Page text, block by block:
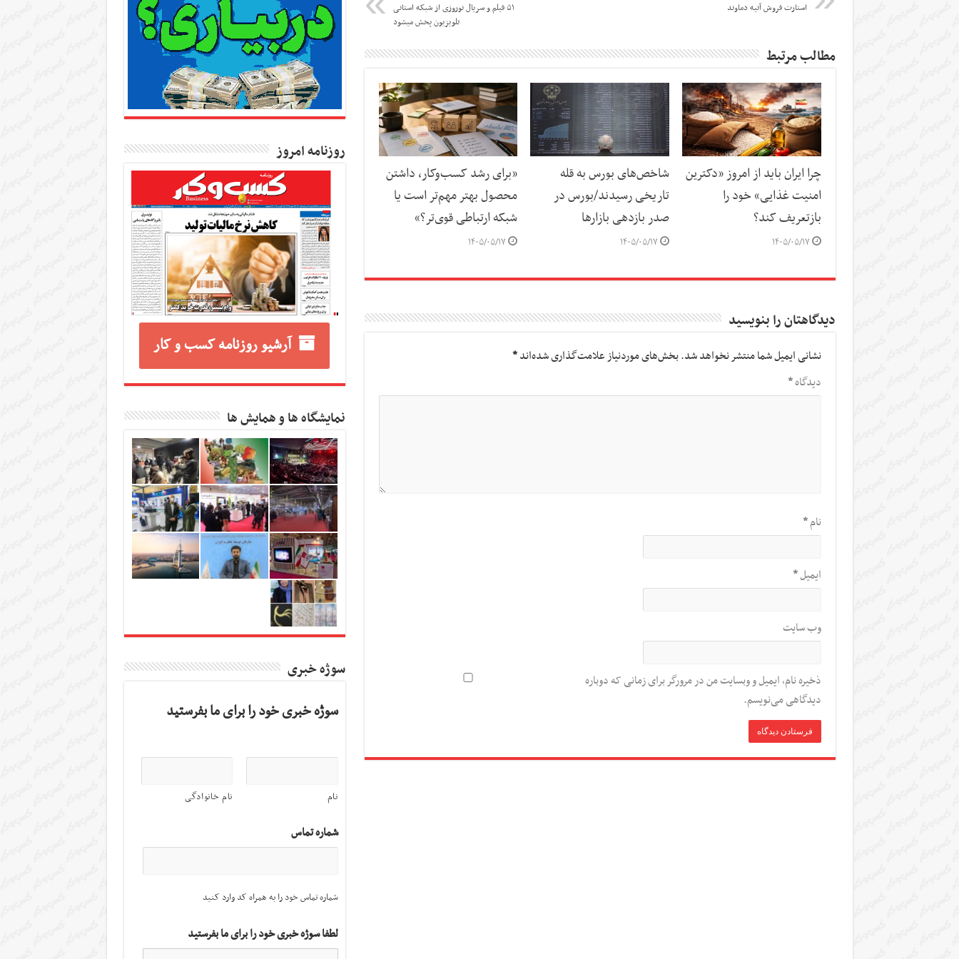
استارت فروش آتیه دماوند
۵۱ فیلم و سریال نوروزی از شبکه استانی
تلویزیون پخش میشود
مطالب مرتبط
چرا ایران باید از امروز «دکترین
امنیت غذایی» خود را
بازتعریف کند؟
۱۴۰۵/۰۵/۱۷
شاخص‌های بورس به قله
تاریخی رسیدند/بورس در
صدر بازدهی بازارها
۱۴۰۵/۰۵/۱۷
«برای رشد کسب‌وکار، داشتن
محصول بهتر مهم‌تر است یا
شبکه ارتباطی قوی‌تر؟»
۱۴۰۵/۰۵/۱۷
دیدگاهتان را بنویسید
نشانی ایمیل شما منتشر نخواهد شد.بخش‌های موردنیاز علامت‌گذاری شده‌اند*
دیدگاه*
نام*
ایمیل*
وب‌ سایت
ذخیره نام، ایمیل و وبسایت من در مرورگر برای زمانی که دوباره
دیدگاهی می‌نویسم.
روزنامه امروز
آرشیو روزنامه کسب و کار
نمایشگاه ها و همایش ها
سوژه خبری
سوژه خبری خود را برای ما بفرستید
نام نام خانوادگی
شماره تماس
شماره تماس خود را به همراه کد وارد کنید
لطفا سوژه خبری خود را برای ما بفرستید